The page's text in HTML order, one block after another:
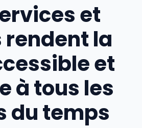
et
la
et
à tous les
du temps